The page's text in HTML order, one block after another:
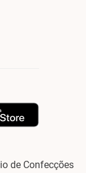
de Confecções